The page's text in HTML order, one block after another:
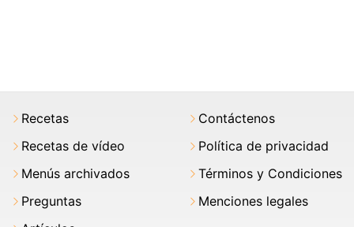
Recetas
Recetas de vídeo
Menús archivados
Preguntas
Contáctenos
Política de privacidad
Términos y Condiciones
Menciones legales